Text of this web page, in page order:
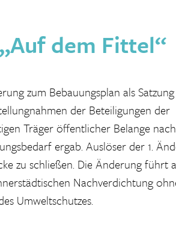
dem Fittel“
zum Bebauungsplan als
der Beteiligungen der
Träger öffentlicher Belange
ergab. Auslöser der 1.
zu schließen. Die Änderung führt
Nachverdichtung
Umweltschutzes.